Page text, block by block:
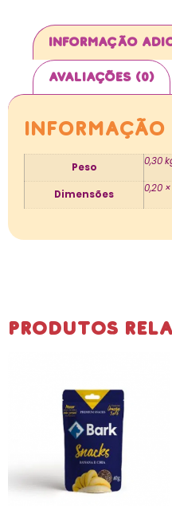
Informação
Avaliações (0)
Peso 0,30
Dimensões 0,20
Produtos